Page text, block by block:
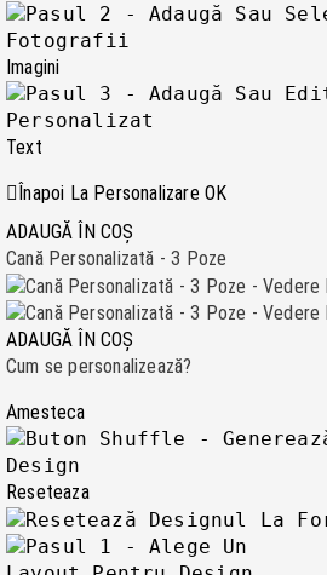
Imagini
Text
Înapoi La Personalizare OK
ADAUGĂ ÎN COȘ
Cană Personalizată - 3 Poze
ADAUGĂ ÎN COȘ
Cum se personalizează?
Amesteca
Reseteaza